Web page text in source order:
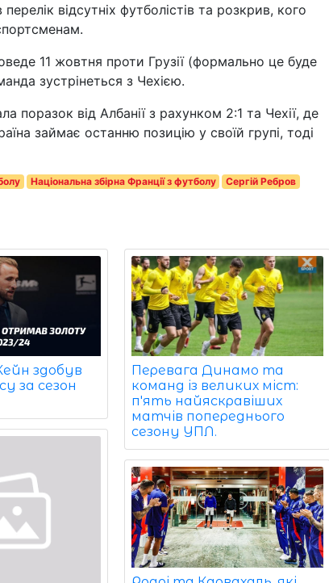
відсутніх футболістів та розкрив, кого
11 жовтня проти Грузії (формально це буде
зустрінеться з Чехією.
поразок від Албанії з рахунком 2:1 та Чехії, де
займає останню позицію у своїй групі, тоді
Національна збірна Франції з футболу
Сергій Ребров
здобув
за сезон
Перевага Динамо та
команд із великих міст:
п'ять найяскравіших
матчів попереднього
сезону УПЛ.